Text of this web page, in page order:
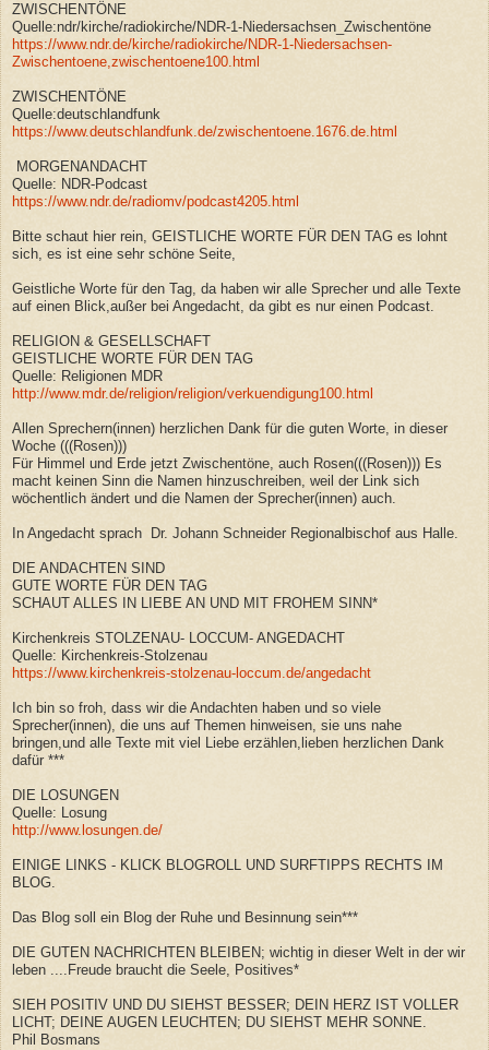
ZWISCHENTÖNE
Quelle:ndr/kirche/radiokirche/NDR-1-Niedersachsen_Zwischentöne
https://www.ndr.de/kirche/radiokirche/NDR-1-Niedersachsen-
Zwischentoene,zwischentoene100.html
ZWISCHENTÖNE
Quelle:deutschlandfunk
https://www.deutschlandfunk.de/zwischentoene.1676.de.html
MORGENANDACHT
Quelle: NDR-Podcast
https://www.ndr.de/radiomv/podcast4205.html
Bitte schaut hier rein, GEISTLICHE WORTE FÜR DEN TAG es lohnt
sich, es ist eine sehr schöne Seite,
Geistliche Worte für den Tag, da haben wir alle Sprecher und alle Texte
auf einen Blick,außer bei Angedacht, da gibt es nur einen Podcast.
RELIGION & GESELLSCHAFT
GEISTLICHE WORTE FÜR DEN TAG
Quelle: Religionen MDR
http://www.mdr.de/religion/religion/verkuendigung100.html
Allen Sprechern(innen) herzlichen Dank für die guten Worte, in dieser
Woche (((Rosen)))
Für Himmel und Erde jetzt Zwischentöne, auch Rosen(((Rosen))) Es
macht keinen Sinn die Namen hinzuschreiben, weil der Link sich
wöchentlich ändert und die Namen der Sprecher(innen) auch.
In Angedacht sprach Dr. Johann Schneider Regionalbischof aus Halle.
DIE ANDACHTEN SIND
GUTE WORTE FÜR DEN TAG
SCHAUT ALLES IN LIEBE AN UND MIT FROHEM SINN*
Kirchenkreis STOLZENAU- LOCCUM- ANGEDACHT
Quelle: Kirchenkreis-Stolzenau
https://www.kirchenkreis-stolzenau-loccum.de/angedacht
Ich bin so froh, dass wir die Andachten haben und so viele
Sprecher(innen), die uns auf Themen hinweisen, sie uns nahe
bringen,und alle Texte mit viel Liebe erzählen,lieben herzlichen Dank
dafür ***
DIE LOSUNGEN
Quelle: Losung
http://www.losungen.de/
EINIGE LINKS - KLICK BLOGROLL UND SURFTIPPS RECHTS IM
BLOG.
Das Blog soll ein Blog der Ruhe und Besinnung sein***
DIE GUTEN NACHRICHTEN BLEIBEN; wichtig in dieser Welt in der wir
leben ....Freude braucht die Seele, Positives*
SIEH POSITIV UND DU SIEHST BESSER; DEIN HERZ IST VOLLER
LICHT; DEINE AUGEN LEUCHTEN; DU SIEHST MEHR SONNE.
Phil Bosmans